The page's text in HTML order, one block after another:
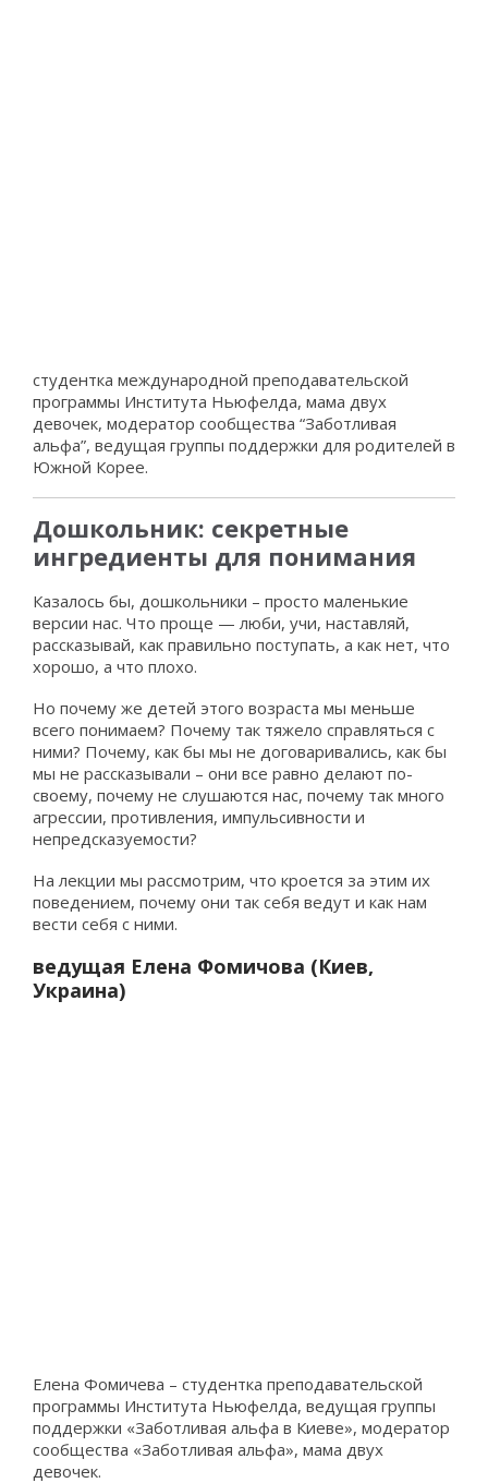
студентка международной преподавательской
программы Института Ньюфелда, мама двух
девочек, модератор сообщества “Заботливая
альфа”, ведущая группы поддержки для родителей в
Южной Корее.
Дошкольник: секретные
ингредиенты для понимания
Казалось бы, дошкольники – просто маленькие
версии нас. Что проще — люби, учи, наставляй,
рассказывай, как правильно поступать, а как нет, что
хорошо, а что плохо.
Но почему же детей этого возраста мы меньше
всего понимаем? Почему так тяжело справляться с
ними? Почему, как бы мы не договаривались, как бы
мы не рассказывали – они все равно делают по-
своему, почему не слушаются нас, почему так много
агрессии, противления, импульсивности и
непредсказуемости?
На лекции мы рассмотрим, что кроется за этим их
поведением, почему они так себя ведут и как нам
вести себя с ними.
ведущая Елена Фомичова (Киев,
Украина)
Елена Фомичева – студентка преподавательской
программы Института Ньюфелда, ведущая группы
поддержки «Заботливая альфа в Киеве», модератор
сообщества «Заботливая альфа», мама двух
девочек.